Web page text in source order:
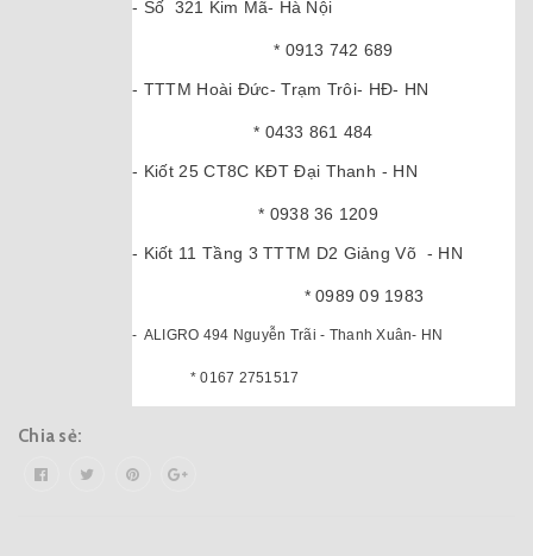
- Số 321 Kim Mã- Hà Nội
* 0913 742 689
- TTTM Hoài Đức- Trạm Trôi- HĐ- HN
* 0433 861 484
- Kiốt 25 CT8C KĐT Đại Thanh - HN
* 0938 36 1209
- Kiốt 11 Tầng 3 TTTM D2 Giảng Võ - HN
* 0989 09 1983
- ALIGRO 494 Nguyễn Trãi - Thanh Xuân- HN
* 0167 2751517
Chia sẻ: